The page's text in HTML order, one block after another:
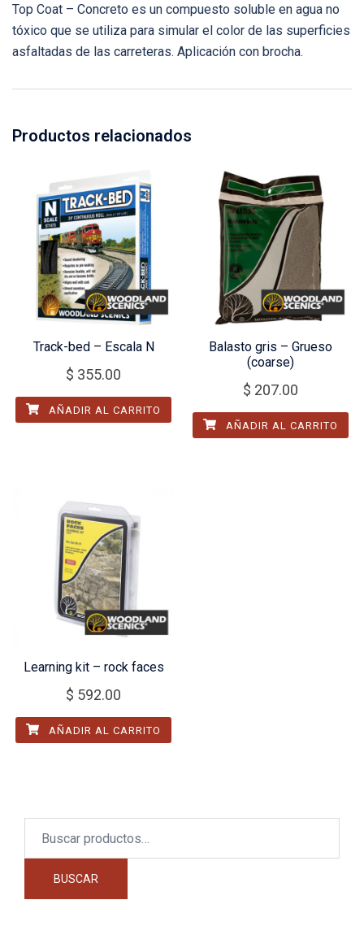
Top Coat – Concreto es un compuesto soluble en agua no
tóxico que se utiliza para simular el color de las superficies
asfaltadas de las carreteras. Aplicación con brocha.
Productos relacionados
Track-bed – Escala N
$ 355.00
AÑADIR AL CARRITO
Balasto gris – Grueso
(coarse)
$ 207.00
AÑADIR AL CARRITO
Learning kit – rock faces
$ 592.00
AÑADIR AL CARRITO
BUSCAR